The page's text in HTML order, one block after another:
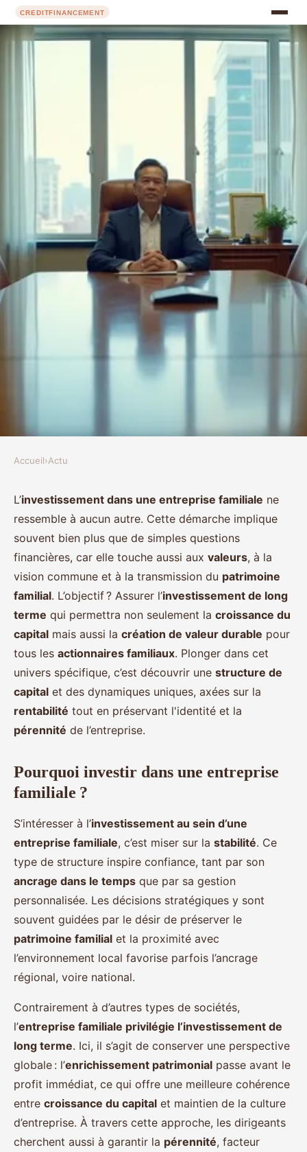
Réussir un investissement dans
une entreprise familiale : enjeux,
stratégies et clés de réussite
Chloé• 28 janvier 2026• 6 min de lecture
Accueil›Actu
L’investissement dans une entreprise familiale ne
ressemble à aucun autre. Cette démarche implique
souvent bien plus que de simples questions
financières, car elle touche aussi aux valeurs, à la
vision commune et à la transmission du patrimoine
familial. L’objectif ? Assurer l’investissement de long
terme qui permettra non seulement la croissance du
capital mais aussi la création de valeur durable pour
tous les actionnaires familiaux. Plonger dans cet
univers spécifique, c’est découvrir une structure de
capital et des dynamiques uniques, axées sur la
rentabilité tout en préservant l'identité et la
pérennité de l’entreprise.
Pourquoi investir dans une entreprise
familiale ?
S’intéresser à l’investissement au sein d’une
entreprise familiale, c’est miser sur la stabilité. Ce
type de structure inspire confiance, tant par son
ancrage dans le temps que par sa gestion
personnalisée. Les décisions stratégiques y sont
souvent guidées par le désir de préserver le
patrimoine familial et la proximité avec
l’environnement local favorise parfois l’ancrage
régional, voire national.
Contrairement à d’autres types de sociétés,
l’entreprise familiale privilégie l’investissement de
long terme. Ici, il s’agit de conserver une perspective
globale : l’enrichissement patrimonial passe avant le
profit immédiat, ce qui offre une meilleure cohérence
entre croissance du capital et maintien de la culture
d’entreprise. À travers cette approche, les dirigeants
cherchent aussi à garantir la pérennité, facteur